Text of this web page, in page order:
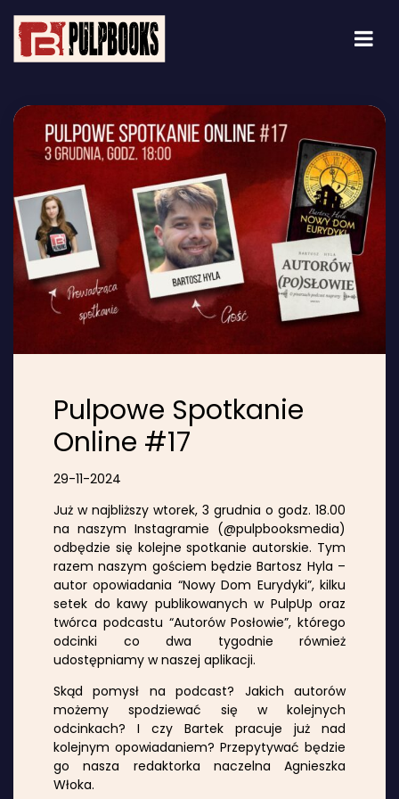
Pulpowe Spotkanie
Online #17
29-11-2024
Już w najbliższy wtorek, 3 grudnia o godz. 18.00
na naszym Instagramie (@pulpbooksmedia)
odbędzie się kolejne spotkanie autorskie. Tym
razem naszym gościem będzie Bartosz Hyla –
autor opowiadania “Nowy Dom Eurydyki”, kilku
setek do kawy publikowanych w PulpUp oraz
twórca podcastu “Autorów Posłowie”, którego
odcinki co dwa tygodnie również
udostępniamy w naszej aplikacji.
Skąd pomysł na podcast? Jakich autorów
możemy spodziewać się w kolejnych
odcinkach? I czy Bartek pracuje już nad
kolejnym opowiadaniem? Przepytywać będzie
go nasza redaktorka naczelna Agnieszka
Włoka.